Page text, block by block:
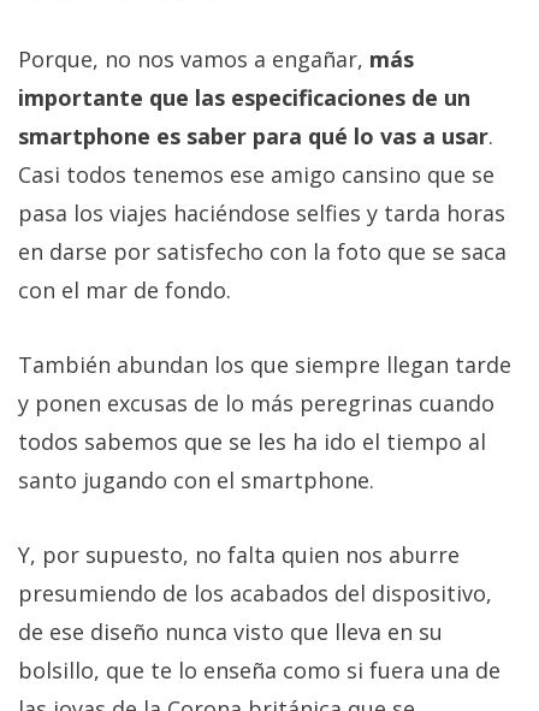
Porque, no nos vamos a engañar, más
importante que las especificaciones de un
smartphone es saber para qué lo vas a usar.
Casi todos tenemos ese amigo cansino que se
pasa los viajes haciéndose selfies y tarda horas
en darse por satisfecho con la foto que se saca
con el mar de fondo.
También abundan los que siempre llegan tarde
y ponen excusas de lo más peregrinas cuando
todos sabemos que se les ha ido el tiempo al
santo jugando con el smartphone.
Y, por supuesto, no falta quien nos aburre
presumiendo de los acabados del dispositivo,
de ese diseño nunca visto que lleva en su
bolsillo, que te lo enseña como si fuera una de